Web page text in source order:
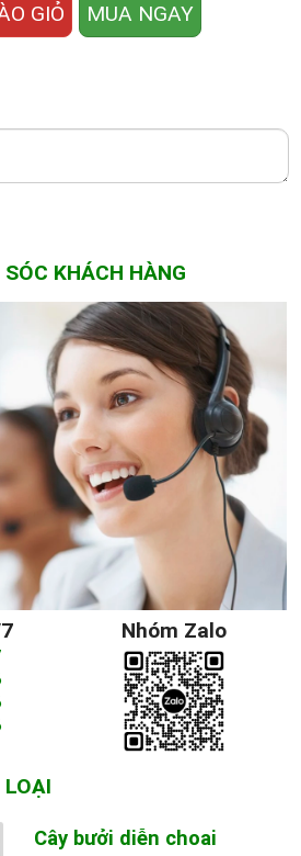
GIỎ
MUA NGAY
KHÁCH HÀNG
Nhóm Zalo
Cây bưởi diễn choai